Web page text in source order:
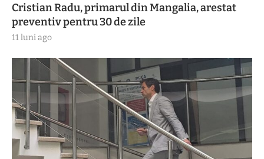
Cristian Radu, primarul din Mangalia, arestat
preventiv pentru 30 de zile
11 luni ago